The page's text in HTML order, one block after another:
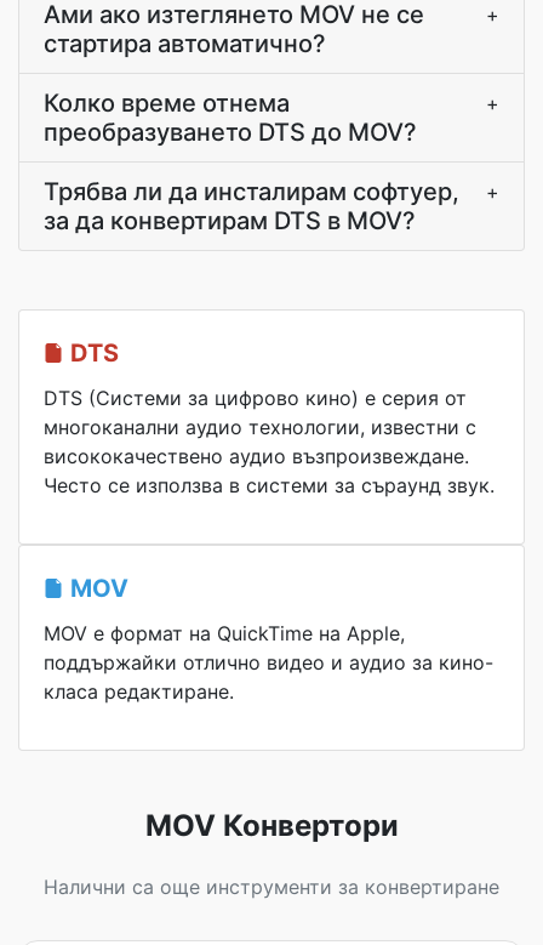
Ами ако изтеглянето MOV не се
стартира автоматично?
+
Колко време отнема
преобразуването DTS до MOV?
+
Трябва ли да инсталирам софтуер,
за да конвертирам DTS в MOV?
+
DTS
DTS (Системи за цифрово кино) е серия от
многоканални аудио технологии, известни с
висококачествено аудио възпроизвеждане.
Често се използва в системи за съраунд звук.
MOV
MOV е формат на QuickTime на Apple,
поддържайки отлично видео и аудио за кино-
класа редактиране.
MOV Конвертори
Налични са още инструменти за конвертиране